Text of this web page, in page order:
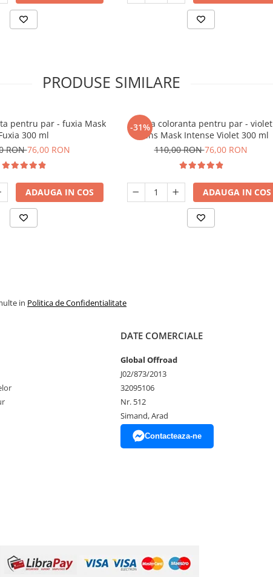
PRODUSE SIMILARE
pentru par - fuxia Mask
300 ml
RON76,00 RON
ADAUGA IN COS
-31%
Masca coloranta pentru par - violet
intens Mask Intense Violet 300 ml
110,00 RON76,00 RON
ADAUGA IN COS
in Politica de Confidentialitate
DATE COMERCIALE
Global Offroad
J02/873/2013
32095106
Nr. 512
Simand, Arad
Contacteaza-ne